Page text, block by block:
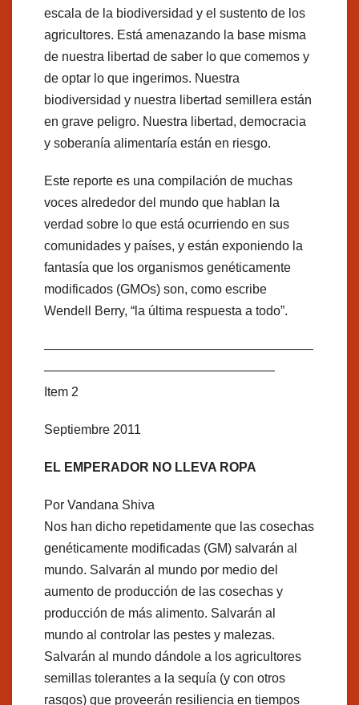
escala de la biodiversidad y el sustento de los
agricultores. Está amenazando la base misma
de nuestra libertad de saber lo que comemos y
de optar lo que ingerimos. Nuestra
biodiversidad y nuestra libertad semillera están
en grave peligro. Nuestra libertad, democracia
y soberanía alimentaría están en riesgo.
Este reporte es una compilación de muchas
voces alrededor del mundo que hablan la
verdad sobre lo que está ocurriendo en sus
comunidades y países, y están exponiendo la
fantasía que los organismos genéticamente
modificados (GMOs) son, como escribe
Wendell Berry, “la última respuesta a todo”.
—————————————————————
——————————————————
Item 2
Septiembre 2011
EL EMPERADOR NO LLEVA ROPA
Por Vandana Shiva
Nos han dicho repetidamente que las cosechas
genéticamente modificadas (GM) salvarán al
mundo. Salvarán al mundo por medio del
aumento de producción de las cosechas y
producción de más alimento. Salvarán al
mundo al controlar las pestes y malezas.
Salvarán al mundo dándole a los agricultores
semillas tolerantes a la sequía (y con otros
rasgos) que proveerán resiliencia en tiempos